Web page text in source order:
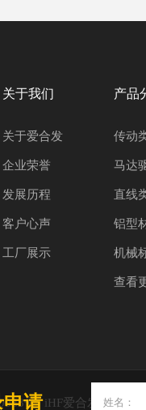
申请
关于我们
关于爱合发
企业荣誉
发展历程
客户心声
工厂展示
产品
传动
马达
直线
铝型
机械
查看
号 iHF爱合发 技术